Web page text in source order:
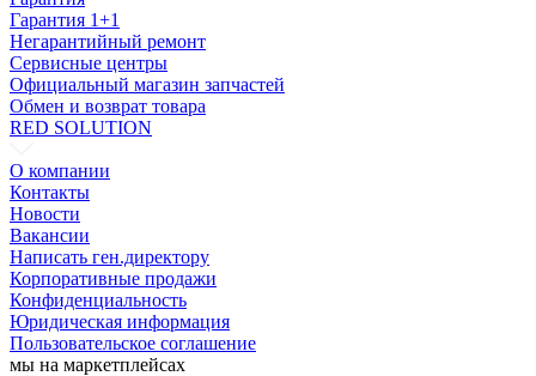
Гарантия 1+1
Негарантийный ремонт
Сервисные центры
Официальный магазин запчастей
Обмен и возврат товара
RED SOLUTION
О компании
Контакты
Новости
Вакансии
Написать ген.директору
Корпоративные продажи
Конфиденциальность
Юридическая информация
Пользовательское соглашение
мы на маркетплейсах